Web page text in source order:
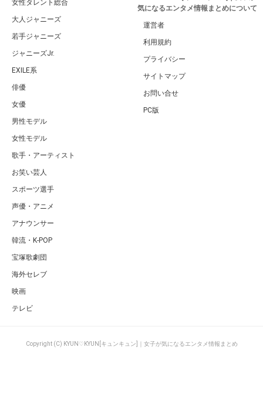
女性タレント総合
大人ジャニーズ
若手ジャニーズ
ジャニーズJr.
EXILE系
俳優
女優
男性モデル
女性モデル
歌手・アーティスト
お笑い芸人
スポーツ選手
声優・アニメ
アナウンサー
韓流・K-POP
宝塚歌劇団
海外セレブ
映画
テレビ
気になるエンタメ情報まとめについて
運営者
利用規約
プライバシー
サイトマップ
お問い合せ
PC版
Copyright (C) KYUN♡KYUN[キュンキュン]｜女子が気になるエンタメ情報まとめ